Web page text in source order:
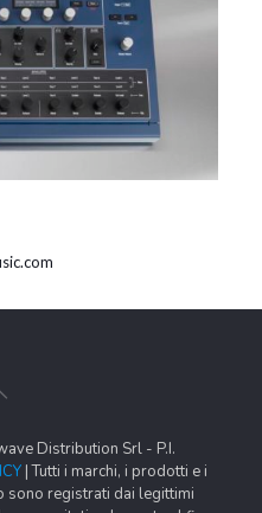
Distribution Srl - P.I.
| Tutti i marchi, i prodotti e i
sono registrati dai legittimi